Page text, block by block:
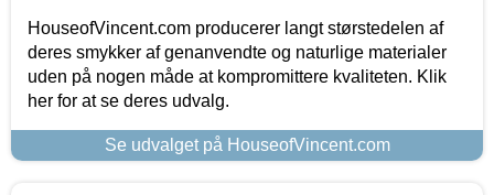
HouseofVincent.com producerer langt størstedelen af
deres smykker af genanvendte og naturlige materialer
uden på nogen måde at kompromittere kvaliteten. Klik
her for at se deres udvalg.
Se udvalget på HouseofVincent.com